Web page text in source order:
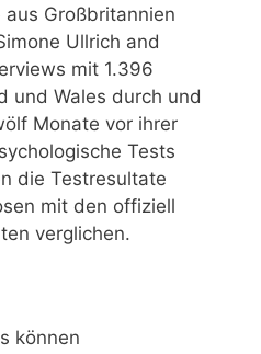
Großbritannien
Ullrich and
mit 1.396
und Wales durch und
Monate vor ihrer
Tests
die Testresultate
mit den offiziell
verglichen.